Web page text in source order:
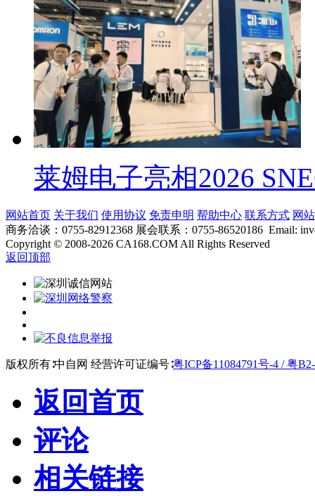
莱姆电子亮相2026
网站首页 关于我们 使用协议 免责申明 帮助中心 联系方式 网
商务洽谈：0755-82912368 展会联系：0755-86520186 Email:
Copyright © 2008-2026 CA168.COM All Rights Reserved
返回顶部
版权所有∶中自网 经营许可证编号∶粤ICP备11084791号-4 / 粤
返回首页
评论
相关链接